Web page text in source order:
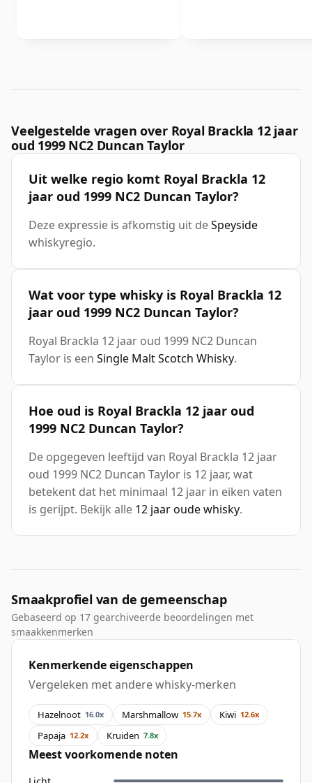
Veelgestelde vragen over Royal Brackla 12 jaar
oud 1999 NC2 Duncan Taylor
Uit welke regio komt Royal Brackla 12
jaar oud 1999 NC2 Duncan Taylor?
Deze expressie is afkomstig uit deSpeyside
whiskyregio.
Wat voor type whisky is Royal Brackla 12
jaar oud 1999 NC2 Duncan Taylor?
Royal Brackla 12 jaar oud 1999 NC2 Duncan
Taylor is een Single Malt Scotch Whisky.
Hoe oud is Royal Brackla 12 jaar oud
1999 NC2 Duncan Taylor?
De opgegeven leeftijd van Royal Brackla 12 jaar
oud 1999 NC2 Duncan Taylor is 12 jaar, wat
betekent dat het minimaal 12 jaar in eiken vaten
is gerijpt. Bekijk alle 12 jaar oude whisky.
Smaakprofiel van de gemeenschap
Gebaseerd op 17 gearchiveerde beoordelingen met
smaakkenmerken
Kenmerkende eigenschappen
Vergeleken met andere whisky-merken
Hazelnoot 16.0x Marshmallow 15.7x Kiwi 12.6x
Papaja 12.2x Kruiden 7.8x
Meest voorkomende noten